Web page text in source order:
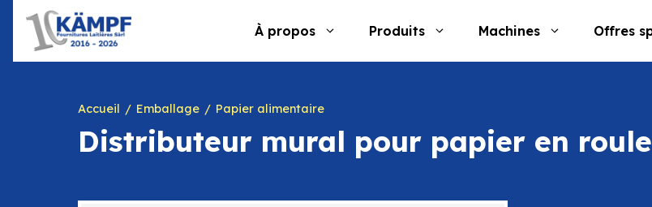
contenu
À propos Produits Machines Offres
Accueil Emballage Papier alimentaire
Distributeur mural pour papier en